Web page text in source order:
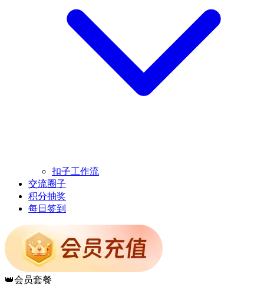
扣子工作流
交流圈子
积分抽奖
每日签到
👑会员套餐